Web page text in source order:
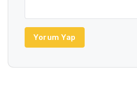
Yorum Yap